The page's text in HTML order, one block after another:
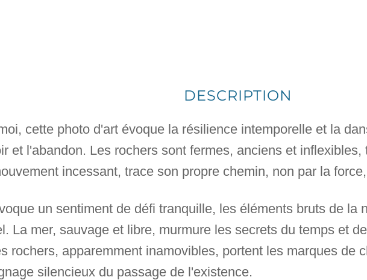
DESCRIPTION
cette photo d'art évoque la résilience intemporelle et la
et l'abandon. Les rochers sont fermes, anciens et
incessant, trace son propre chemin, non par la
un sentiment de défi tranquille, les éléments bruts de la
La mer, sauvage et libre, murmure les secrets du temps et
rochers, apparemment inamovibles, portent les marques de
silencieux du passage de l'existence.